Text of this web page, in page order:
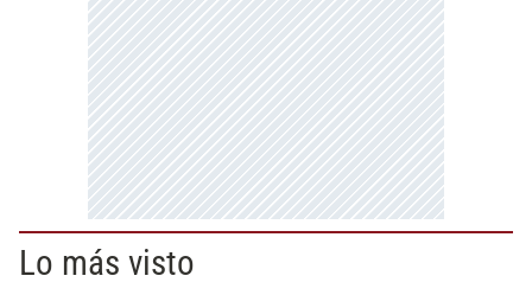
Lo más visto